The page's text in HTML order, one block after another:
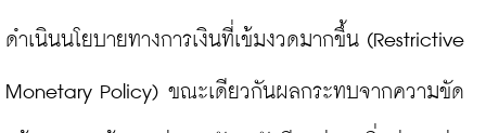
ดำเนินนโยบายทางการเงินที่เข้มงวดมากขึ้น (Restrictive
Monetary Policy) ขณะเดียวกันผลกระทบจากความขัด